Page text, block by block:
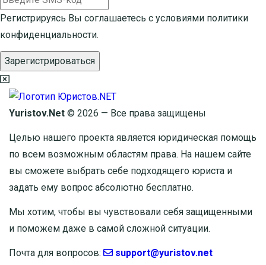
Регистрируясь Вы соглашаетесь с условиями политики
конфиденциальности.
Зарегистрироваться
Yuristov.Net © 2026 — Все права защищены
Целью нашего проекта является юридическая помощь
по всем возможным областям права. На нашем сайте
вы сможете выбрать себе подходящего юриста и
задать ему вопрос абсолютно бесплатно.
Мы хотим, чтобы вы чувствовали себя защищенными
и поможем даже в самой сложной ситуации.
Почта для вопросов: support@yuristov.net